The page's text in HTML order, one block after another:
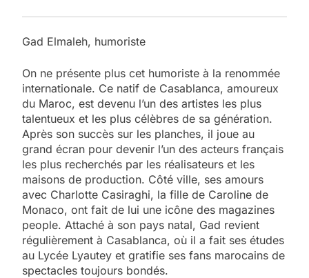
Gad Elmaleh, humoriste
On ne présente plus cet humoriste à la renommée
internationale. Ce natif de Casablanca, amoureux
du Maroc, est devenu l’un des artistes les plus
talentueux et les plus célèbres de sa génération.
Après son succès sur les planches, il joue au
grand écran pour devenir l’un des acteurs français
les plus recherchés par les réalisateurs et les
maisons de production. Côté ville, ses amours
avec Charlotte Casiraghi, la fille de Caroline de
Monaco, ont fait de lui une icône des magazines
people. Attaché à son pays natal, Gad revient
régulièrement à Casablanca, où il a fait ses études
au Lycée Lyautey et gratifie ses fans marocains de
spectacles toujours bondés.